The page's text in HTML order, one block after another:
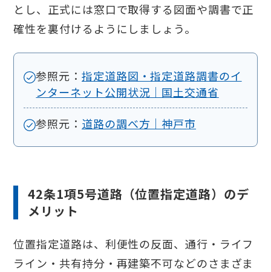
とし、正式には窓口で取得する図面や調書で正
確性を裏付けるようにしましょう。
参照元：指定道路図・指定道路調書のイ
ンターネット公開状況｜国土交通省
参照元： 道路の調べ方｜神戸市
42条1項5号道路（位置指定道路）のデ
メリット
位置指定道路は、利便性の反面、通行・ライフ
ライン・共有持分・再建築不可などのさまざま